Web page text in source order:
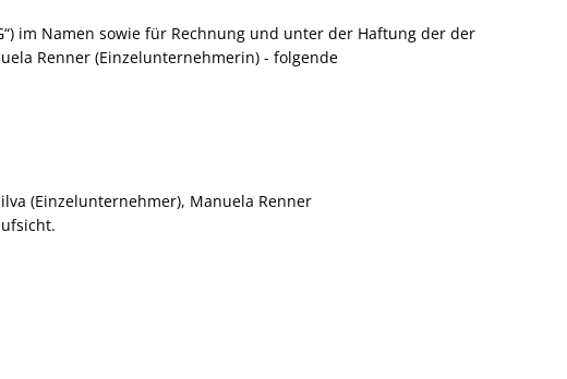
im Namen sowie für Rechnung und unter der Haftung der der
Renner (Einzelunternehmerin) - folgende
(Einzelunternehmer), Manuela Renner